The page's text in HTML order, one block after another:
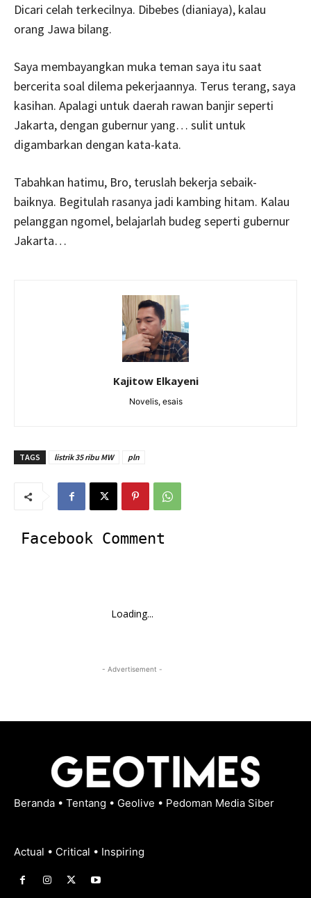
Dicari celah terkecilnya. Dibebes (dianiaya), kalau
orang Jawa bilang.
Saya membayangkan muka teman saya itu saat
bercerita soal dilema pekerjaannya. Terus terang, saya
kasihan. Apalagi untuk daerah rawan banjir seperti
Jakarta, dengan gubernur yang… sulit untuk
digambarkan dengan kata-kata.
Tabahkan hatimu, Bro, teruslah bekerja sebaik-
baiknya. Begitulah rasanya jadi kambing hitam. Kalau
pelanggan ngomel, belajarlah budeg seperti gubernur
Jakarta…
Kajitow Elkayeni
Novelis, esais
TAGS listrik 35 ribu MW pln
Facebook Comment
Loading...
- Advertisement -
Beranda • Tentang • Geolive • Pedoman Media Siber
Actual • Critical • Inspiring